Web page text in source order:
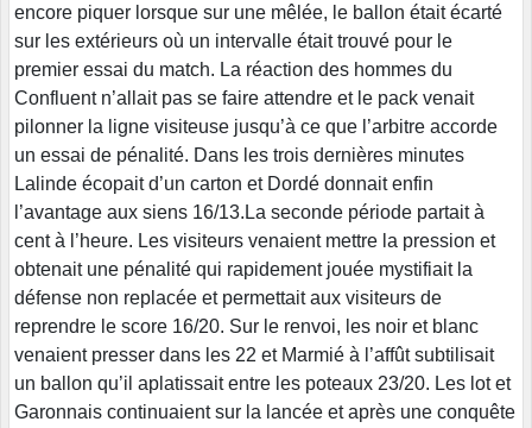
encore piquer lorsque sur une mêlée, le ballon était écarté
sur les extérieurs où un intervalle était trouvé pour le
premier essai du match. La réaction des hommes du
Confluent n’allait pas se faire attendre et le pack venait
pilonner la ligne visiteuse jusqu’à ce que l’arbitre accorde
un essai de pénalité. Dans les trois dernières minutes
Lalinde écopait d’un carton et Dordé donnait enfin
l’avantage aux siens 16/13.La seconde période partait à
cent à l’heure. Les visiteurs venaient mettre la pression et
obtenait une pénalité qui rapidement jouée mystifiait la
défense non replacée et permettait aux visiteurs de
reprendre le score 16/20. Sur le renvoi, les noir et blanc
venaient presser dans les 22 et Marmié à l’affût subtilisait
un ballon qu’il aplatissait entre les poteaux 23/20. Les lot et
Garonnais continuaient sur la lancée et après une conquête